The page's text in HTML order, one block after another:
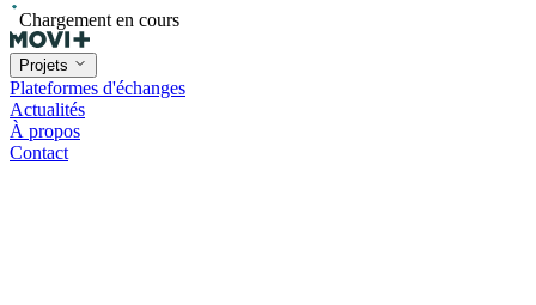
Chargement en cours
Projets
Plateformes d'échanges
Actualités
À propos
Contact